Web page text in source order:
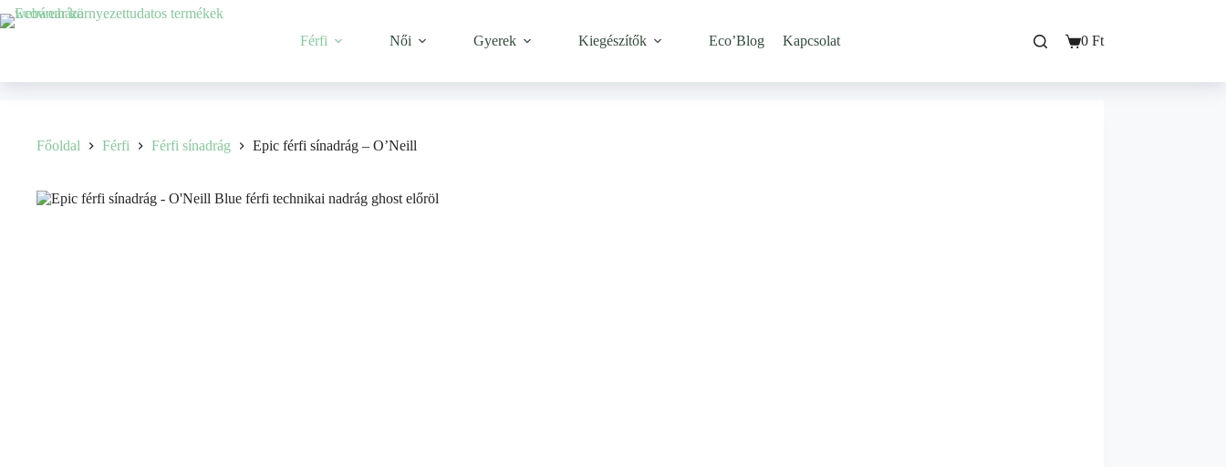
Férfi Női Gyerek Kiegészítők Eco’Blog Kapcsolat 0 Ft
Főoldal Férfi Férfi sínadrág Epic férfi sínadrág – O’Neill